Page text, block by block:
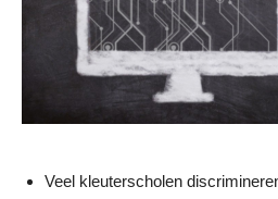
Veel kleuterscholen